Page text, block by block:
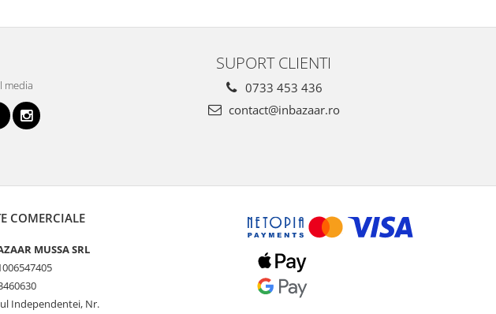
media
SUPORT CLIENTI
0733 453 436
contact@inbazaar.ro
COMERCIALE
MUSSA SRL
Independentei, Nr.